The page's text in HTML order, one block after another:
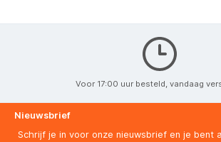
Voor 17:00 uur besteld, vandaag
Nieuwsbrief
Schrijf je in voor onze nieuwsbrief en je bent